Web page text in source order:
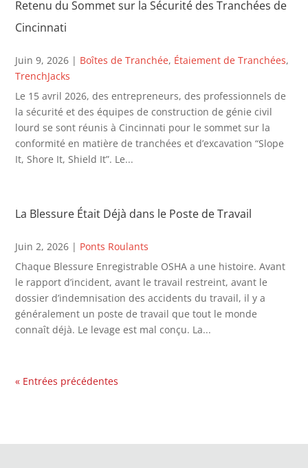
Retenu du Sommet sur la Sécurité des Tranchées de
Cincinnati
Juin 9, 2026 | Boîtes de Tranchée, Étaiement de Tranchées,
TrenchJacks
Le 15 avril 2026, des entrepreneurs, des professionnels de
la sécurité et des équipes de construction de génie civil
lourd se sont réunis à Cincinnati pour le sommet sur la
conformité en matière de tranchées et d’excavation “Slope
It, Shore It, Shield It”. Le...
La Blessure Était Déjà dans le Poste de Travail
Juin 2, 2026 | Ponts Roulants
Chaque Blessure Enregistrable OSHA a une histoire. Avant
le rapport d’incident, avant le travail restreint, avant le
dossier d’indemnisation des accidents du travail, il y a
généralement un poste de travail que tout le monde
connaît déjà. Le levage est mal conçu. La...
« Entrées précédentes